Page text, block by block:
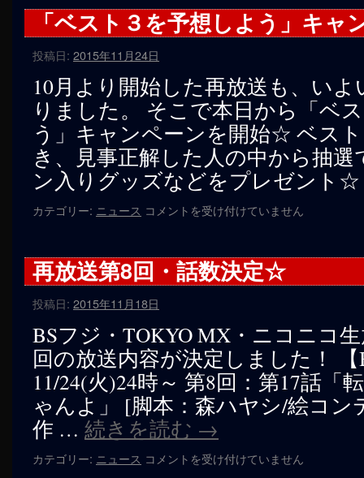
第
9
回・
話
数
決
定
☆
は
「ベスト３を予想しよう」キ
投稿日: 2015年11月24日
10月より開始した再放送も、い
りました。 そこで本日から「ベ
う」キャンペーンを開始☆ ベス
き、見事正解した人の中から抽
ン入りグッズなどをプレゼン
カテゴリー: ニュース 「ベ
３
を
予
想
よ
う」
キ
ャ
ン
ペ
ー
ン
開
コメントを受け付けていません
再放送第8回・話数決定☆
投稿日: 2015年11月18日
BSフジ・TOKYO MX・ニコニコ
回の放送内容が決定しました！
11/24(火)24時～ 第8回：第17話「
ゃんよ」 [脚本：森ハヤシ/絵コン
作 … 続きを読む →
カテゴリー: ニュース 再
コメントを受け付けていません